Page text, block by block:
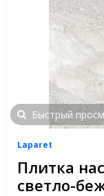
Быстрый
Laparet
Плитка
светло-